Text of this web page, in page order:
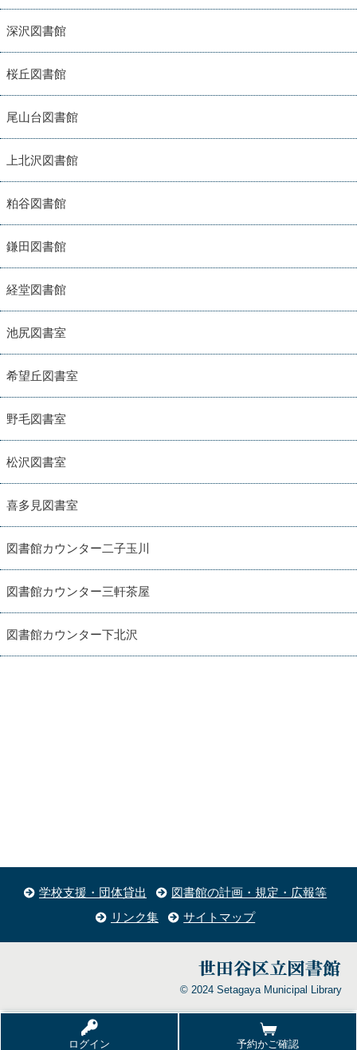
ログイン 予約かご確認
深沢図書館
桜丘図書館
尾山台図書館
上北沢図書館
粕谷図書館
鎌田図書館
経堂図書館
池尻図書室
希望丘図書室
野毛図書室
松沢図書室
喜多見図書室
図書館カウンター二子玉川
図書館カウンター三軒茶屋
図書館カウンター下北沢
学校支援・団体貸出
図書館の計画・規定・広報等
リンク集
サイトマップ
© 2024 Setagaya Municipal Library